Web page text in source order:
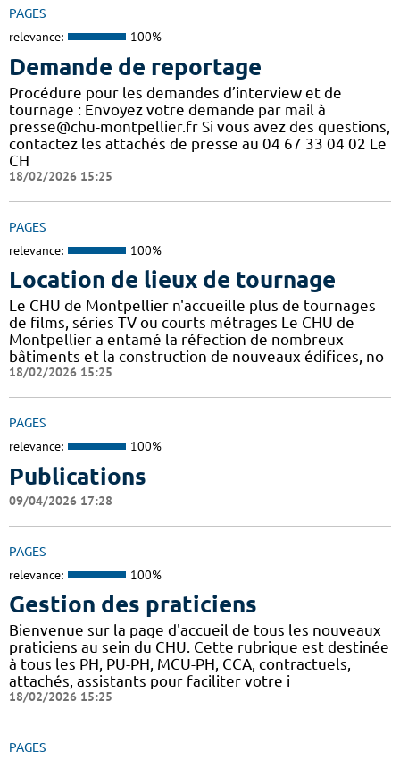
PAGES
relevance: 100%
Demande de reportage
Procédure pour les demandes d’interview et de
tournage : Envoyez votre demande par mail à
presse@chu-montpellier.fr Si vous avez des questions,
contactez les attachés de presse au 04 67 33 04 02 Le
CH
18/02/2026 15:25
PAGES
relevance: 100%
Location de lieux de tournage
Le CHU de Montpellier n'accueille plus de tournages
de films, séries TV ou courts métrages Le CHU de
Montpellier a entamé la réfection de nombreux
bâtiments et la construction de nouveaux édifices, no
18/02/2026 15:25
PAGES
relevance: 100%
Publications
09/04/2026 17:28
PAGES
relevance: 100%
Gestion des praticiens
Bienvenue sur la page d'accueil de tous les nouveaux
praticiens au sein du CHU. Cette rubrique est destinée
à tous les PH, PU-PH, MCU-PH, CCA, contractuels,
attachés, assistants pour faciliter votre i
18/02/2026 15:25
PAGES